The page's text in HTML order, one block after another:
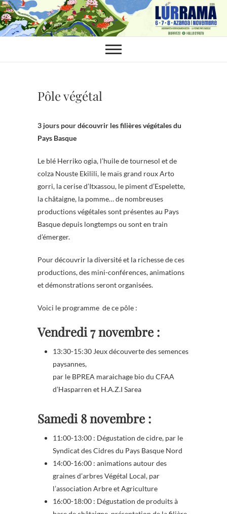
Skip
to
content
Pôle végétal
3 jours pour découvrir les filières végétales du
Pays Basque
Le blé Herriko ogia, l’huile de tournesol et de
colza Nouste Ekilili, le maïs grand roux Arto
gorri, la cerise d’Itxassou, le piment d’Espelette,
la châtaigne, la pomme… de nombreuses
productions végétales sont présentes au Pays
Basque depuis longtemps ou sont en train
d’émerger.
Pour découvrir la diversité et la richesse de ces
productions, des mini-conférences, animations
et démonstrations seront organisées.
Voici le programme de ce pôle :
Vendredi 7 novembre :
13:30-15:30 Jeux découverte des semences
paysannes,
par le BPREA maraichage bio du CFAA
d’Hasparren et H.A.Z.I Sarea
Samedi 8 novembre :
11:00-13:00 : Dégustation de cidre, par le
Syndicat des Cidres du Pays Basque Nord
14:00-16:00 : animations autour des
graines d’arbres Végétal Local, par
l’association Arbre et Agriculture
16:00-18:00 : Dégustation de produits à